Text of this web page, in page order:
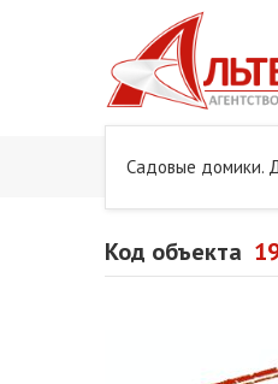
Садовые домики.
Главная
Код объекта